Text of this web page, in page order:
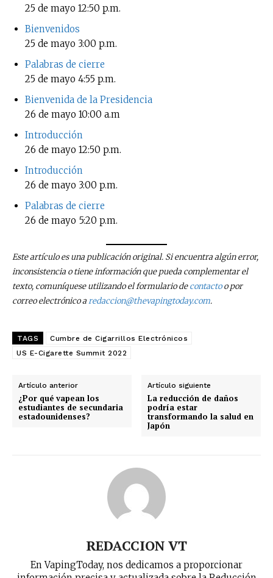
No te pierdas de las
últimas noticias
Suscríbete a nuestro boletín diario y
recibe todas las noticias del vapeo y la
electrónico.
Subscribe to our daily clipping and
tobacco harm reduction in your email.
25 de mayo 12:50 p.m.
Bienvenidos
25 de mayo 3:00 p.m.
Palabras de cierre
25 de mayo 4:55 p.m.
Bienvenida de la Presidencia
26 de mayo 10:00 a.m
Introducción
26 de mayo 12:50 p.m.
Introducción
26 de mayo 3:00 p.m.
Palabras de cierre
26 de mayo 5:20 p.m.
Este artículo es una publicación original. Si encuentra algún error,
inconsistencia o tiene información que pueda complementar el
texto, comuníquese utilizando el formulario decontactoo por
correo electrónico aredaccion@thevapingtoday.com.
TAGS
Cumbre de Cigarrillos Electrónicos
US E-Cigarette Summit 2022
Artículo anterior
¿Por qué vapean los
estudiantes de secundaria
estadounidenses?
Artículo siguiente
La reducción de daños
podría estar
transformando la salud en
Japón
REDACCION VT
En VapingToday, nos dedicamos a proporcionar